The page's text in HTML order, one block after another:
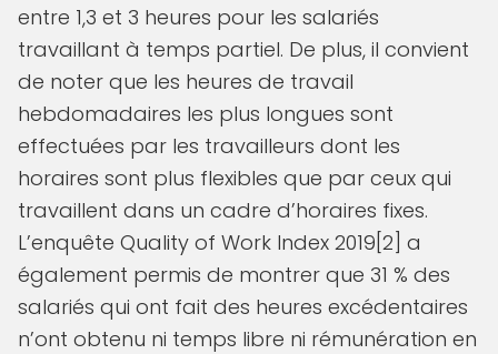
entre 1,3 et 3 heures pour les salariés
travaillant à temps partiel. De plus, il convient
de noter que les heures de travail
hebdomadaires les plus longues sont
effectuées par les travailleurs dont les
horaires sont plus flexibles que par ceux qui
travaillent dans un cadre d’horaires fixes.
L’enquête Quality of Work Index 2019[2] a
également permis de montrer que 31 % des
salariés qui ont fait des heures excédentaires
n’ont obtenu ni temps libre ni rémunération en